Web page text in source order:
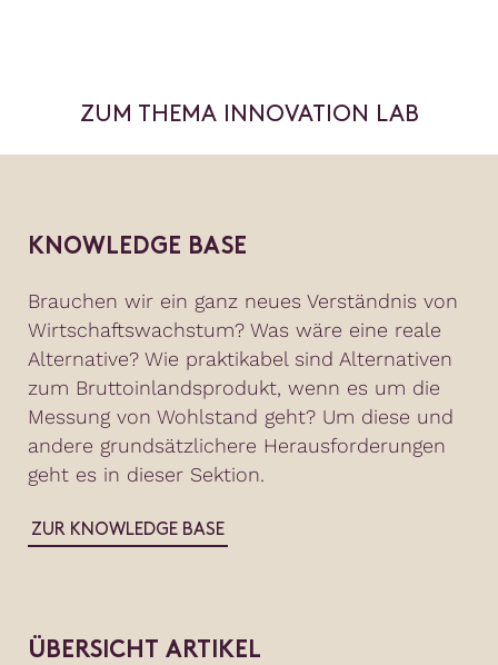
ZUM THEMA INNOVATION LAB
KNOWLEDGE BASE
Brauchen wir ein ganz neues Verständnis von
Wirtschaftswachstum? Was wäre eine reale
Alternative? Wie praktikabel sind Alternativen
zum Bruttoinlandsprodukt, wenn es um die
Messung von Wohlstand geht? Um diese und
andere grundsätzlichere Herausforderungen
geht es in dieser Sektion.
ZUR KNOWLEDGE BASE
ÜBERSICHT ARTIKEL